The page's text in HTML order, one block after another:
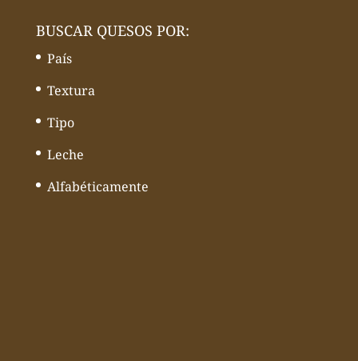
BUSCAR QUESOS POR:
País
Textura
Tipo
Leche
Alfabéticamente